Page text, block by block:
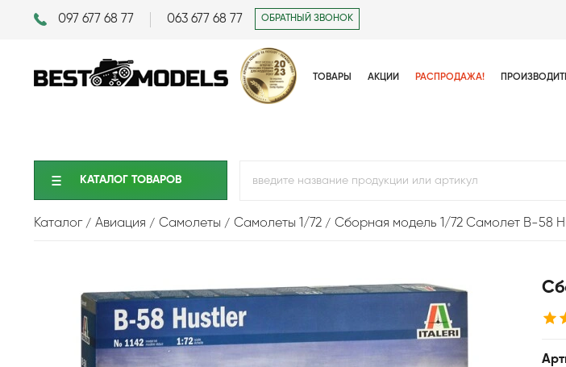
097 677 68 77 063 677 68 77 ОБРАТНЫЙ ЗВОНОК
ТОВАРЫ АКЦИИ РАСПРОДАЖА!
КАТАЛОГ ТОВАРОВ
Каталог Авиация Самолеты Самолеты 1/72 Сборная модель 1/72 Самолет B-58